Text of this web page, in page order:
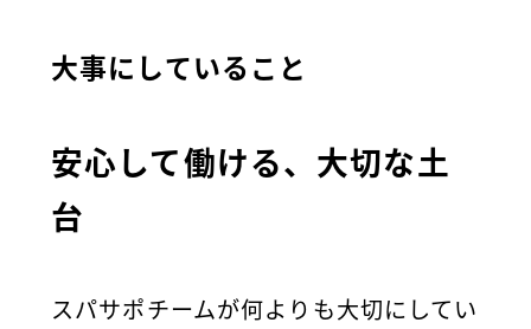
大事にしていること
安心して働ける、大切な土
台
スパサポチームが何よりも大切にしてい